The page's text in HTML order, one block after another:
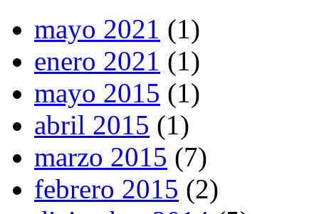
mayo 2021 (1)
enero 2021 (1)
mayo 2015 (1)
abril 2015 (1)
marzo 2015 (7)
febrero 2015 (2)